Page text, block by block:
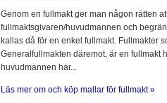
Genom en fullmakt ger man någon rätten
fullmaktsgivaren/huvudmannen och
kallas då för en enkel fullmakt. Fullmakter
Generalfullmakten däremot, är en fullmakt
huvudmannen har...
Läs mer om och köp mallar för fullmakt »